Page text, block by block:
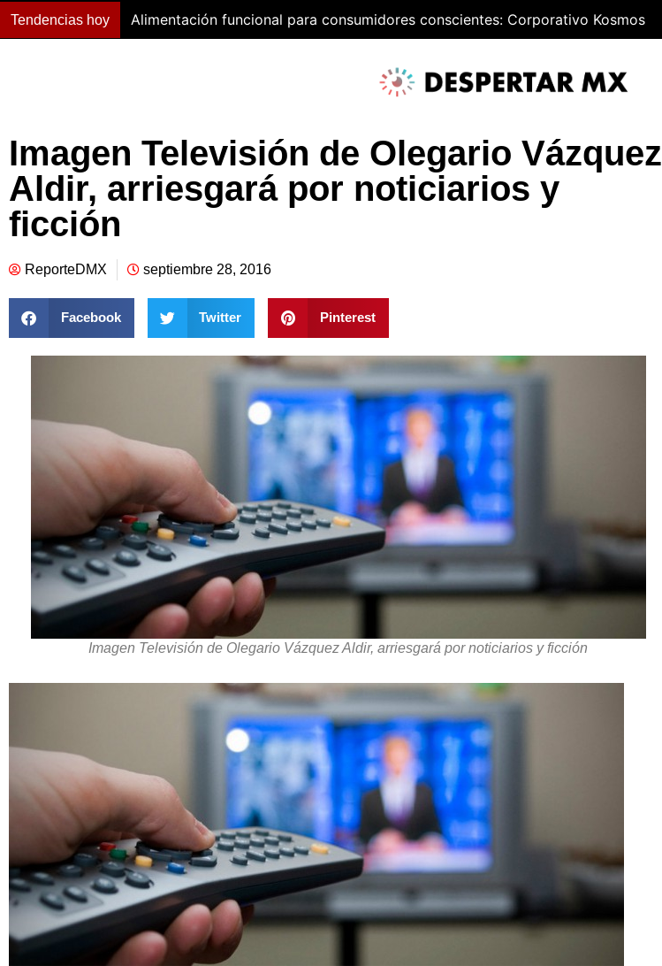
Tendencias hoy Alimentación funcional para consumidores conscientes: Corporativo Kosmos
Imagen Televisión de Olegario Vázquez
Aldir, arriesgará por noticiarios y
ficción
ReporteDMX septiembre 28, 2016
Facebook Twitter Pinterest
Imagen Televisión de Olegario Vázquez Aldir, arriesgará por noticiarios y ficción